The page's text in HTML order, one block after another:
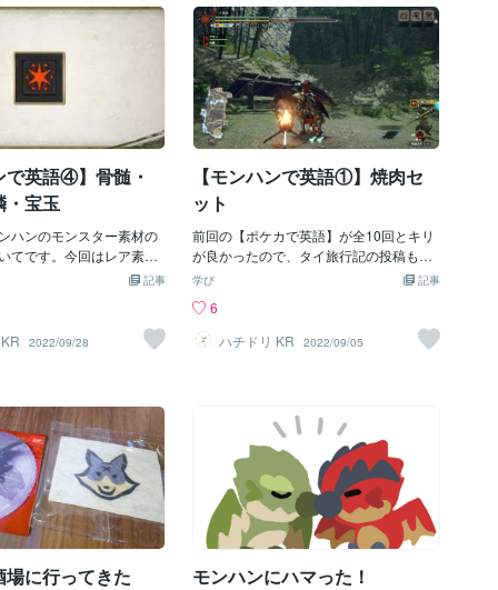
る方は覚えておきたい単語
実は「体質・体格」とい
たいです。 なので「体
に採用されたんですね。
window これは個人的に
たのをよく覚えていま
で良いとして、問題は
ね。 なぜ「窓」のwindow
、windowには実は「（あ
めの）時間帯」という意
なので回避性能を「回避
と捉えて evade window
み軽減 flinch free これは
意味があり、それが無い
。 ちなみに flinch は「ひ
」という感じで、そのま
います。 ちなみに回避距
（回避を延長）で
のまま。 次回もスキルの
するのでお楽しみにして
です。
袋）、Pukei-Pukei Sac+（毒妖鳥の大喉
袋）という感じです。 尖爪 talon 爪の
上位素材「尖爪」ですが、Vaal Hazak Ta
lon（屍套龍の尖爪）のように talon とい
う単語が使われています。 ただ下位素材
のあるモンスターの尖爪は、Tzitzi-Ya-Ku
Claw（眩鳥の爪）、Tzitzi-Ya-Ku Claw+
（眩鳥の尖爪）のように Claw+ で表すよ
うですね。 たてがみ mane たてがみは
Lunastra Mane（炎妃龍のたてがみ）の
ように mane という単語で表現されてい
ます。 辞書で引いてもやっぱり「たてが
み」という意味でした。 ちなみにモンス
ターの英語名ですが、テオテスカトル (T
うに若干モンスター名が異なっていま
す。 言いやすいように、かつ英語の名称
っぽく変更されてるんですね。 まとめい
ている言語に代えて遊ぶのも、学びがあ
って面白いと思います。 次回からはモン
ハンのスキルの英語表記を紹介したいと
思います。 ぜひお楽しみに。
で英語④】骨髄・
・宝玉
ハンのモンスター素材の
てです。今回はレア素材
した。 骨髄 marrow Ra
う単語で表されていま
るとmarrowは「髄」と
角竜の延髄）という風に
されています。 辞書で引
じの意味です。 ちなみに
の一部で、大脳や小脳と
継点の器官らしいです。
なり大事なモノのようで
トモのぶんどりで取れる
です。 逆鱗 plate これ
（火竜の逆鱗）という
記事
2022/09/28
【モンハンで英語①】焼肉セ
ット
前回の【ポケカで英語】が全10回とキリ
が良かったので、タイ旅行記の投稿も完
了したことですし、今回からはモンハン
たモノを紹介していきます。第一回は
「焼肉セット」。やっぱ最初はこれです
ね。 なんとなく BBQ set かなと思ってま
う、食べ物を連想させる単語とは合わせ
たくないですが、実は「（焼き肉用の）
串」という意味もあります。 BBQ set だ
とお肉を直に網に置く、アメリカのお父
さんが使うああいうのを指すようです。
BBQ spit にすることで、串を使う写真の
ような焼肉セットを指すみたいですね。
BBQ spit で焼いた肉をいつか、かぶりつ
いてみたいです。
記事
学び
6
ハチドリ KR
2022/09/05
場に行ってきた モンハンにハマった！